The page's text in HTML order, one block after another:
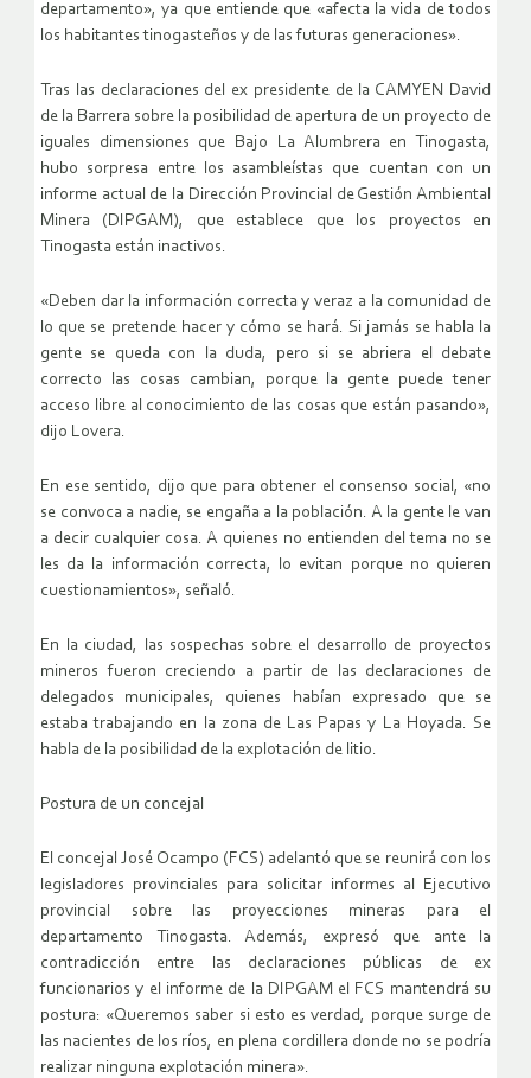
departamento», ya que entiende que «afecta la vida de todos
los habitantes tinogasteños y de las futuras generaciones».
Tras las declaraciones del ex presidente de la CAMYEN David
de la Barrera sobre la posibilidad de apertura de un proyecto de
iguales dimensiones que Bajo La Alumbrera en Tinogasta,
hubo sorpresa entre los asambleístas que cuentan con un
informe actual de la Dirección Provincial de Gestión Ambiental
Minera (DIPGAM), que establece que los proyectos en
Tinogasta están inactivos.
«Deben dar la información correcta y veraz a la comunidad de
lo que se pretende hacer y cómo se hará. Si jamás se habla la
gente se queda con la duda, pero si se abriera el debate
correcto las cosas cambian, porque la gente puede tener
acceso libre al conocimiento de las cosas que están pasando»,
dijo Lovera.
En ese sentido, dijo que para obtener el consenso social, «no
se convoca a nadie, se engaña a la población. A la gente le van
a decir cualquier cosa. A quienes no entienden del tema no se
les da la información correcta, lo evitan porque no quieren
cuestionamientos», señaló.
En la ciudad, las sospechas sobre el desarrollo de proyectos
mineros fueron creciendo a partir de las declaraciones de
delegados municipales, quienes habían expresado que se
estaba trabajando en la zona de Las Papas y La Hoyada. Se
habla de la posibilidad de la explotación de litio.
Postura de un concejal
El concejal José Ocampo (FCS) adelantó que se reunirá con los
legisladores provinciales para solicitar informes al Ejecutivo
provincial sobre las proyecciones mineras para el
departamento Tinogasta. Además, expresó que ante la
contradicción entre las declaraciones públicas de ex
funcionarios y el informe de la DIPGAM el FCS mantendrá su
postura: «Queremos saber si esto es verdad, porque surge de
las nacientes de los ríos, en plena cordillera donde no se podría
realizar ninguna explotación minera».